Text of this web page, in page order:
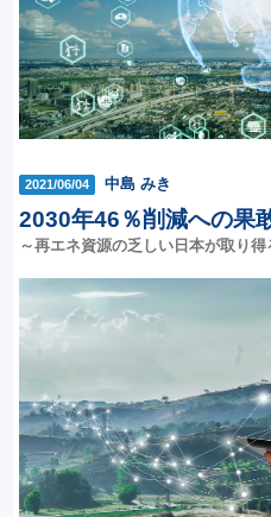
2021/06/04 中島 みき
2030年46％削減への果
～再エネ資源の乏しい日本が取り得